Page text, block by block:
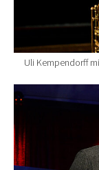
Uli Kempendorff
Show larger